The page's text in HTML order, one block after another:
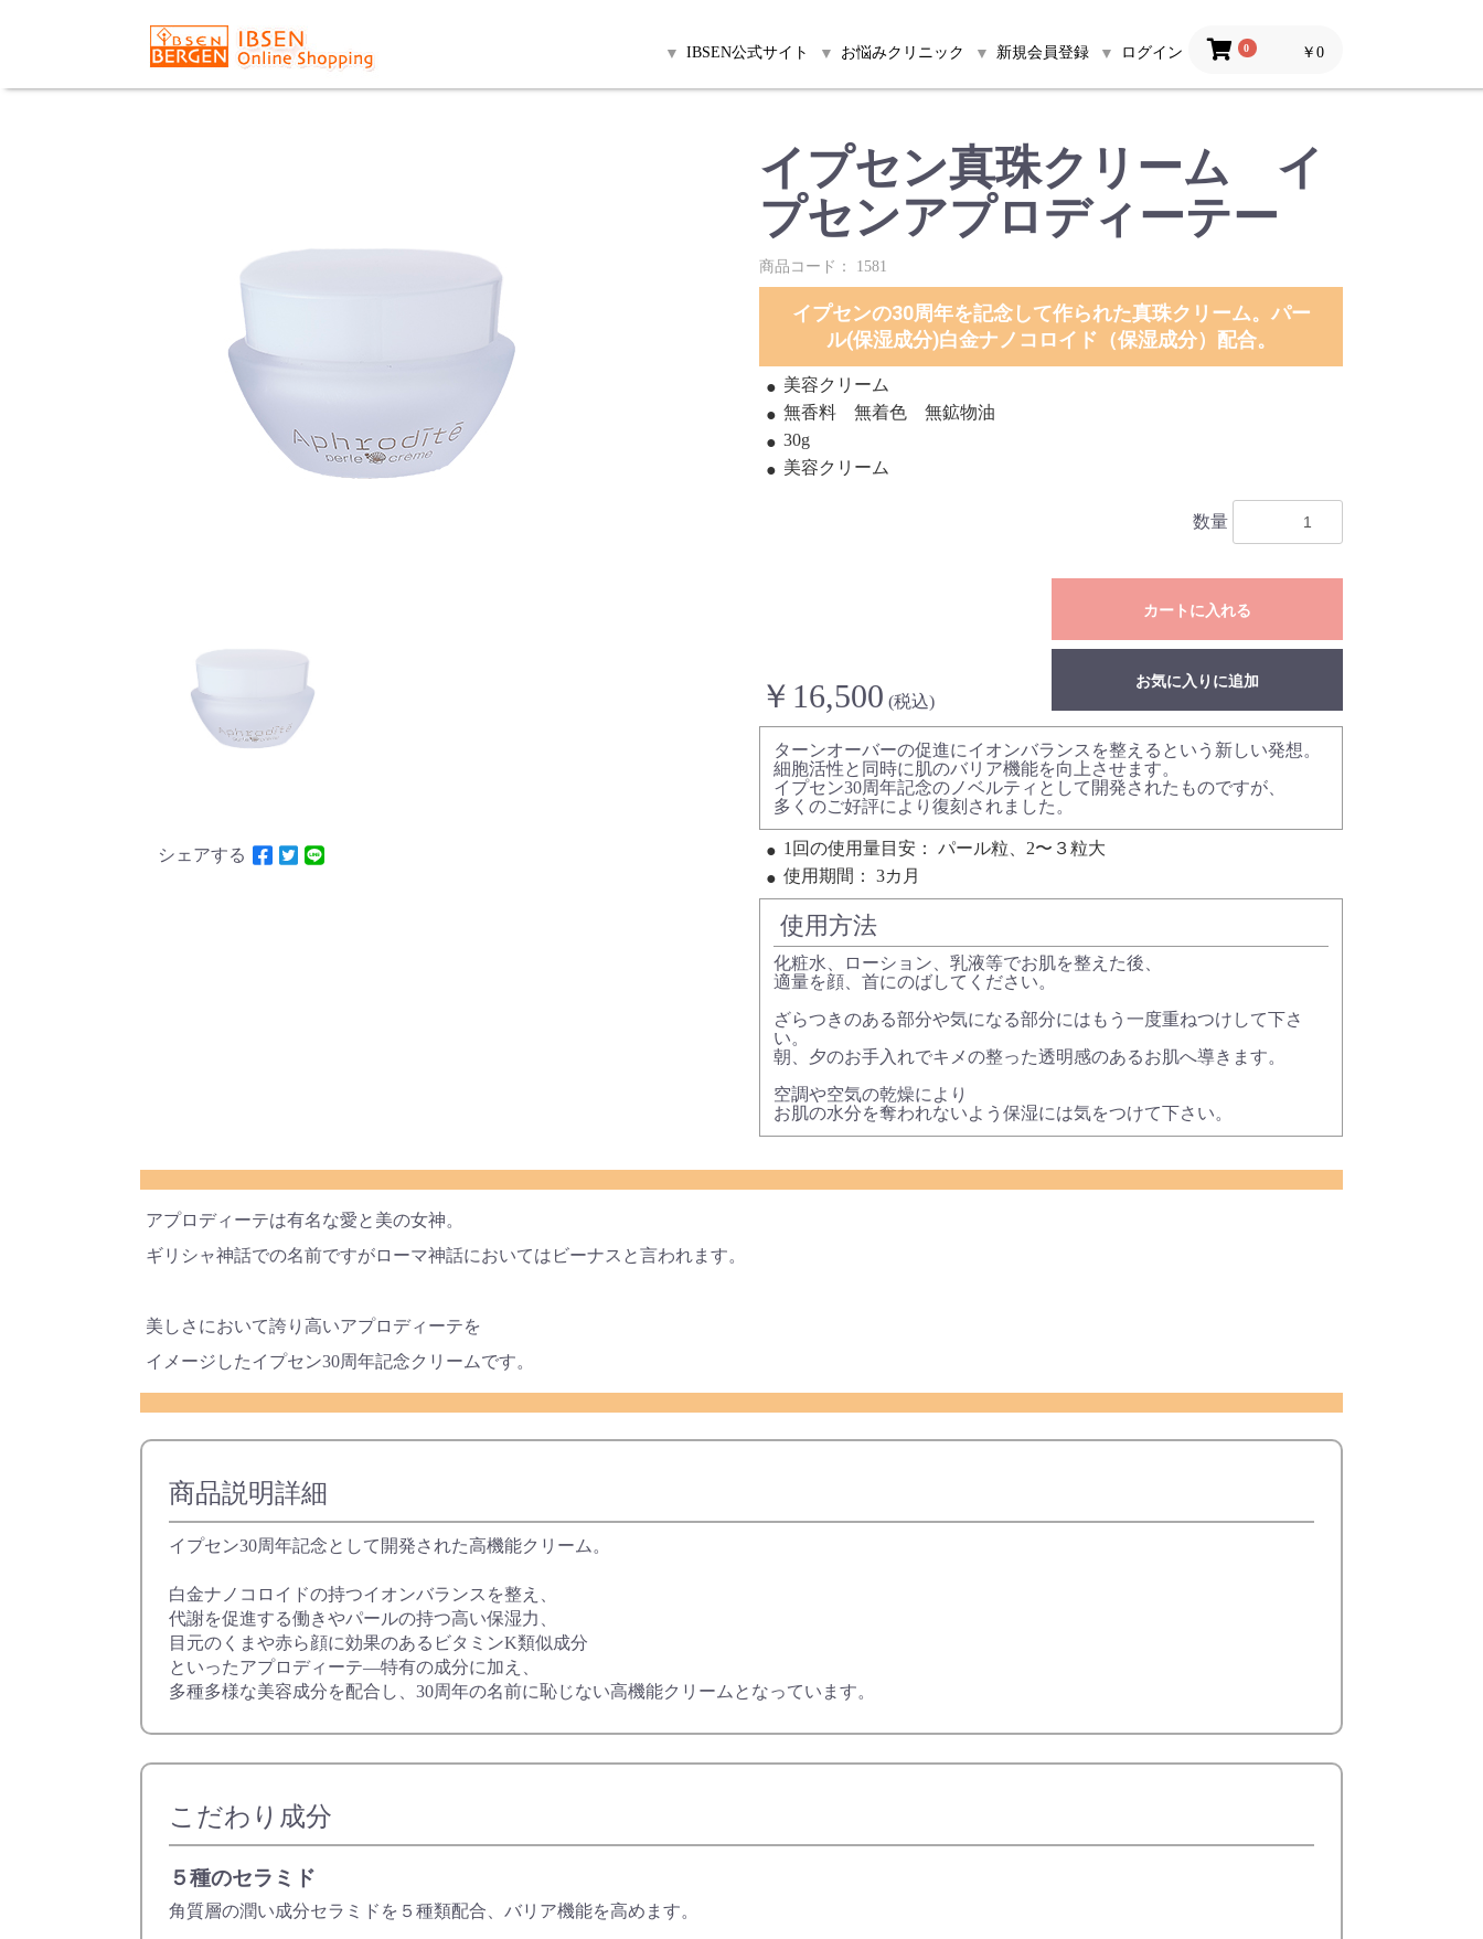
IBSEN公式サイト お悩みクリニック 新規会員登録 ログイン 0 ￥0
シェアする
イプセン真珠クリーム イ
プセンアプロディーテー
商品コード： 1581
イプセンの30周年を記念して作られた真珠クリーム。パー
ル(保湿成分)白金ナノコロイド（保湿成分）配合。
美容クリーム
無香料 無着色 無鉱物油
30g
美容クリーム
￥16,500 (税込)
数量
カートに入れる
お気に入りに追加
ターンオーバーの促進にイオンバランスを整えるという新しい発想。
細胞活性と同時に肌のバリア機能を向上させます。
イプセン30周年記念のノベルティとして開発されたものですが、
多くのご好評により復刻されました。
1回の使用量目安：
パール粒、2〜３粒大
使用期間：
3カ月
使用方法
化粧水、ローション、乳液等でお肌を整えた後、
適量を顔、首にのばしてください。
ざらつきのある部分や気になる部分にはもう一度重ねつけして下さ
い。
朝、夕のお手入れでキメの整った透明感のあるお肌へ導きます。
空調や空気の乾燥により
お肌の水分を奪われないよう保湿には気をつけて下さい。
アプロディーテは有名な愛と美の女神。
ギリシャ神話での名前ですがローマ神話においてはビーナスと言われます。
美しさにおいて誇り高いアプロディーテを
イメージしたイプセン30周年記念クリームです。
商品説明詳細
イプセン30周年記念として開発された高機能クリーム。
白金ナノコロイドの持つイオンバランスを整え、
代謝を促進する働きやパールの持つ高い保湿力、
目元のくまや赤ら顔に効果のあるビタミンK類似成分
といったアプロディーテ―特有の成分に加え、
多種多様な美容成分を配合し、30周年の名前に恥じない高機能クリームとなっています。
こだわり成分
５種のセラミド
角質層の潤い成分セラミドを５種類配合、バリア機能を高めます。